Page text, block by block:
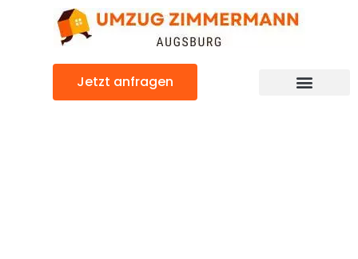
Jetzt anfragen